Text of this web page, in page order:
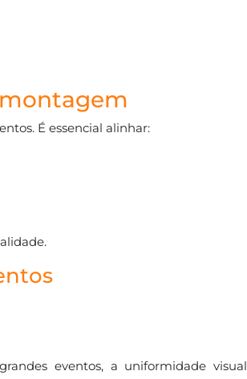
É essencial alinhar:
eventos, a uniformidade visual